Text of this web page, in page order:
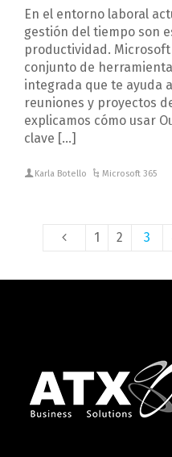
En el entorno laboral
gestión del tiempo son
productividad. Microsoft
conjunto de
integrada que te ayuda
reuniones y proyectos
explicamos cómo usar
clave […]
Karla Botello Microsoft 365
1 2 3